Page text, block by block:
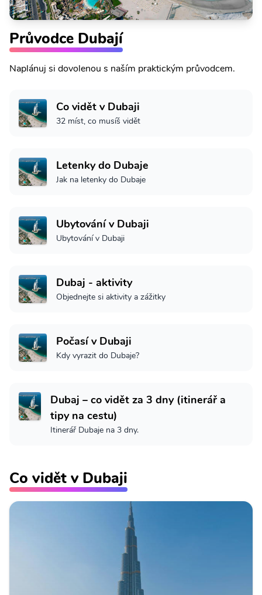
Průvodce Dubají
Naplánuj si dovolenou s naším praktickým průvodcem.
Co vidět v Dubaji
32 míst, co musíš vidět
Letenky do Dubaje
Jak na letenky do Dubaje
Ubytování v Dubaji
Ubytování v Dubaji
Dubaj - aktivity
Objednejte si aktivity a zážitky
Počasí v Dubaji
Kdy vyrazit do Dubaje?
Dubaj – co vidět za 3 dny (itinerář a
tipy na cestu)
Itinerář Dubaje na 3 dny.
Co vidět v Dubaji